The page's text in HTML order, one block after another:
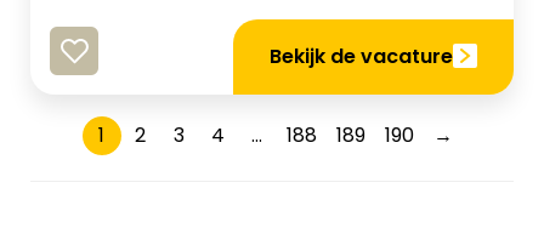
Bekijk de vacature
1 2 3 4 ... 188 189 190 →